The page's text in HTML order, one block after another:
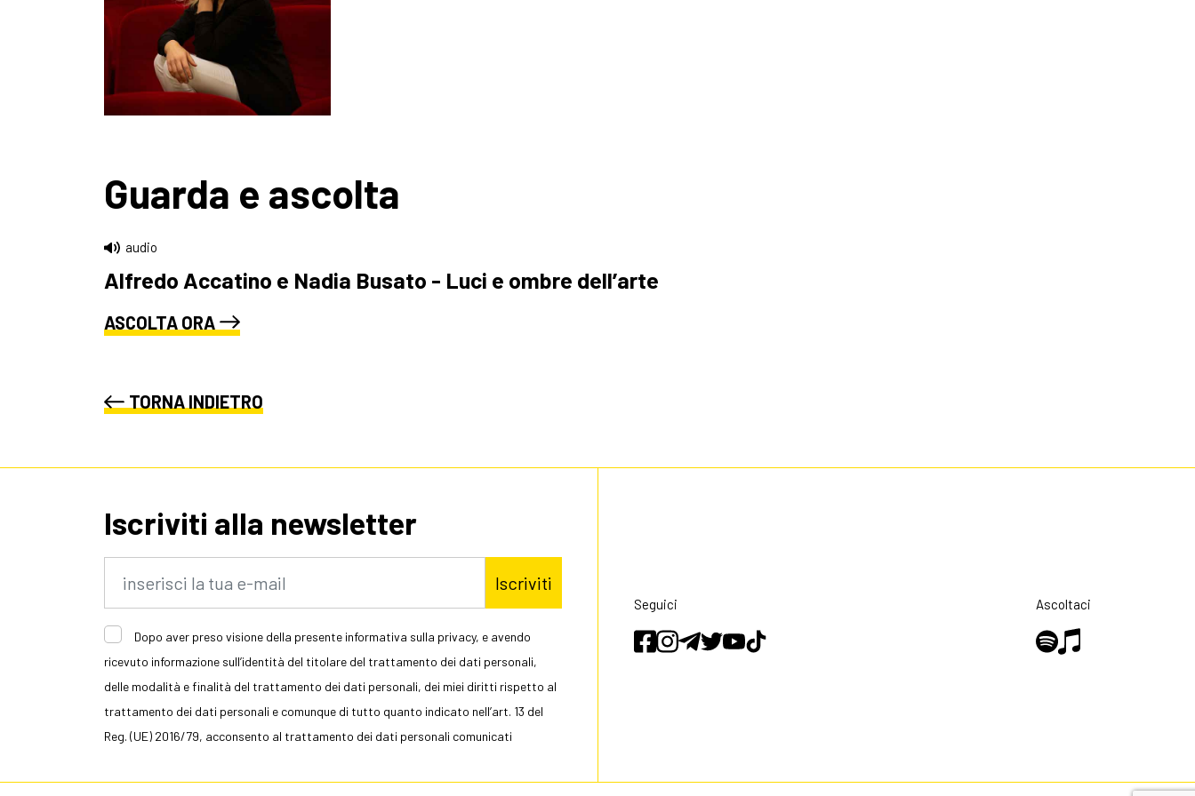
Guarda e ascolta
audio
Alfredo Accatino e Nadia Busato - Luci e ombre dell’arte
ASCOLTA ORA
TORNA INDIETRO
Iscriviti alla newsletter
Iscriviti
Dopo aver preso visione della presente informativa sulla privacy, e avendo
ricevuto informazione sull’identità del titolare del trattamento dei dati personali,
delle modalità e finalità del trattamento dei dati personali, dei miei diritti rispetto al
trattamento dei dati personali e comunque di tutto quanto indicato nell’art. 13 del
Reg. (UE) 2016/79, acconsento al trattamento dei dati personali comunicati
Seguici Ascoltaci